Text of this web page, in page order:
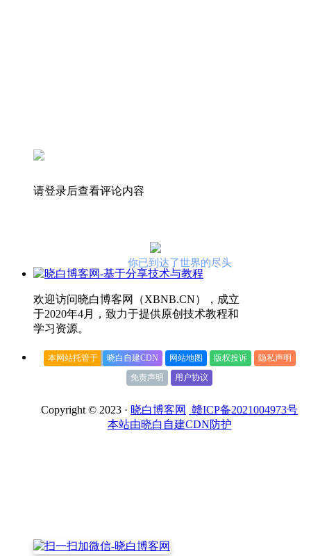
请登录后查看评论内容
你已到达了世界的尽头
欢迎访问晓白博客网（XBNB.CN），成立
于2020年4月，致力于提供原创技术教程和
学习资源。
本网站托管于 晓白自建CDN 网站地图 版权投诉
隐私声明
免责声明
用户协议
Copyright © 2023 · 晓白博客网
赣ICP备2021004973号
本站由晓白自建CDN防护